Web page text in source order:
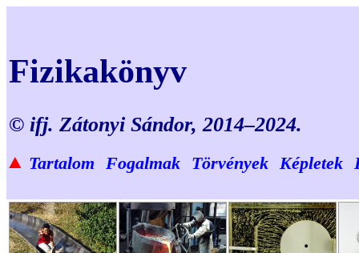
Fizikakönyv
© ifj. Zátonyi Sándor, 2014–2024.
▲ Tartalom Fogalmak Törvények Képletek